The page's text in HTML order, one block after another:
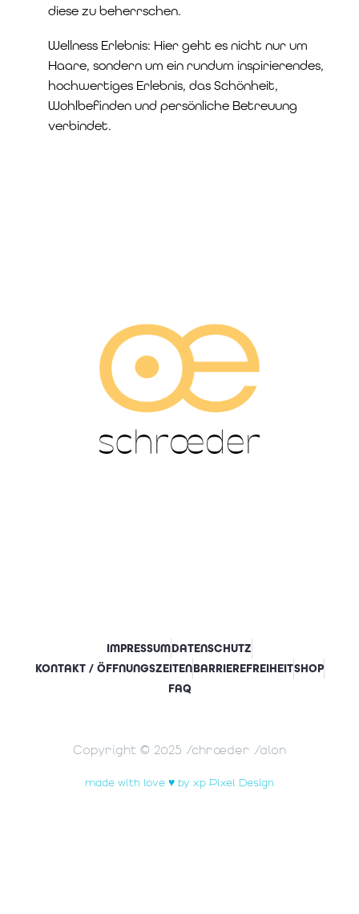
diese zu beherrschen.
Wellness Erlebnis: Hier geht es nicht nur um
Haare, sondern um ein rundum inspirierendes,
hochwertiges Erlebnis, das Schönheit,
Wohlbefinden und persönliche Betreuung
verbindet.
IMPRESSUMDATENSCHUTZ
KONTAKT / ÖFFNUNGSZEITENBARRIEREFREIHEITSHOP
FAQ
Copyright © 2025 Schrœder Salon
made with love ♥ by xp Pixel Design